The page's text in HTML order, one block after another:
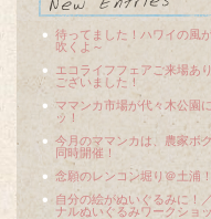
待ってました！ハワイの風
吹くよ～
エコライフフェアご来場あ
ございました！
ママンカ市場が代々木公園
ッ！
今月のママンカは、農家ボ
同時開催！
念願のレンコン堀り＠土浦！
自分の絵がぬいぐるみに！
ナルぬいぐるみワークショ